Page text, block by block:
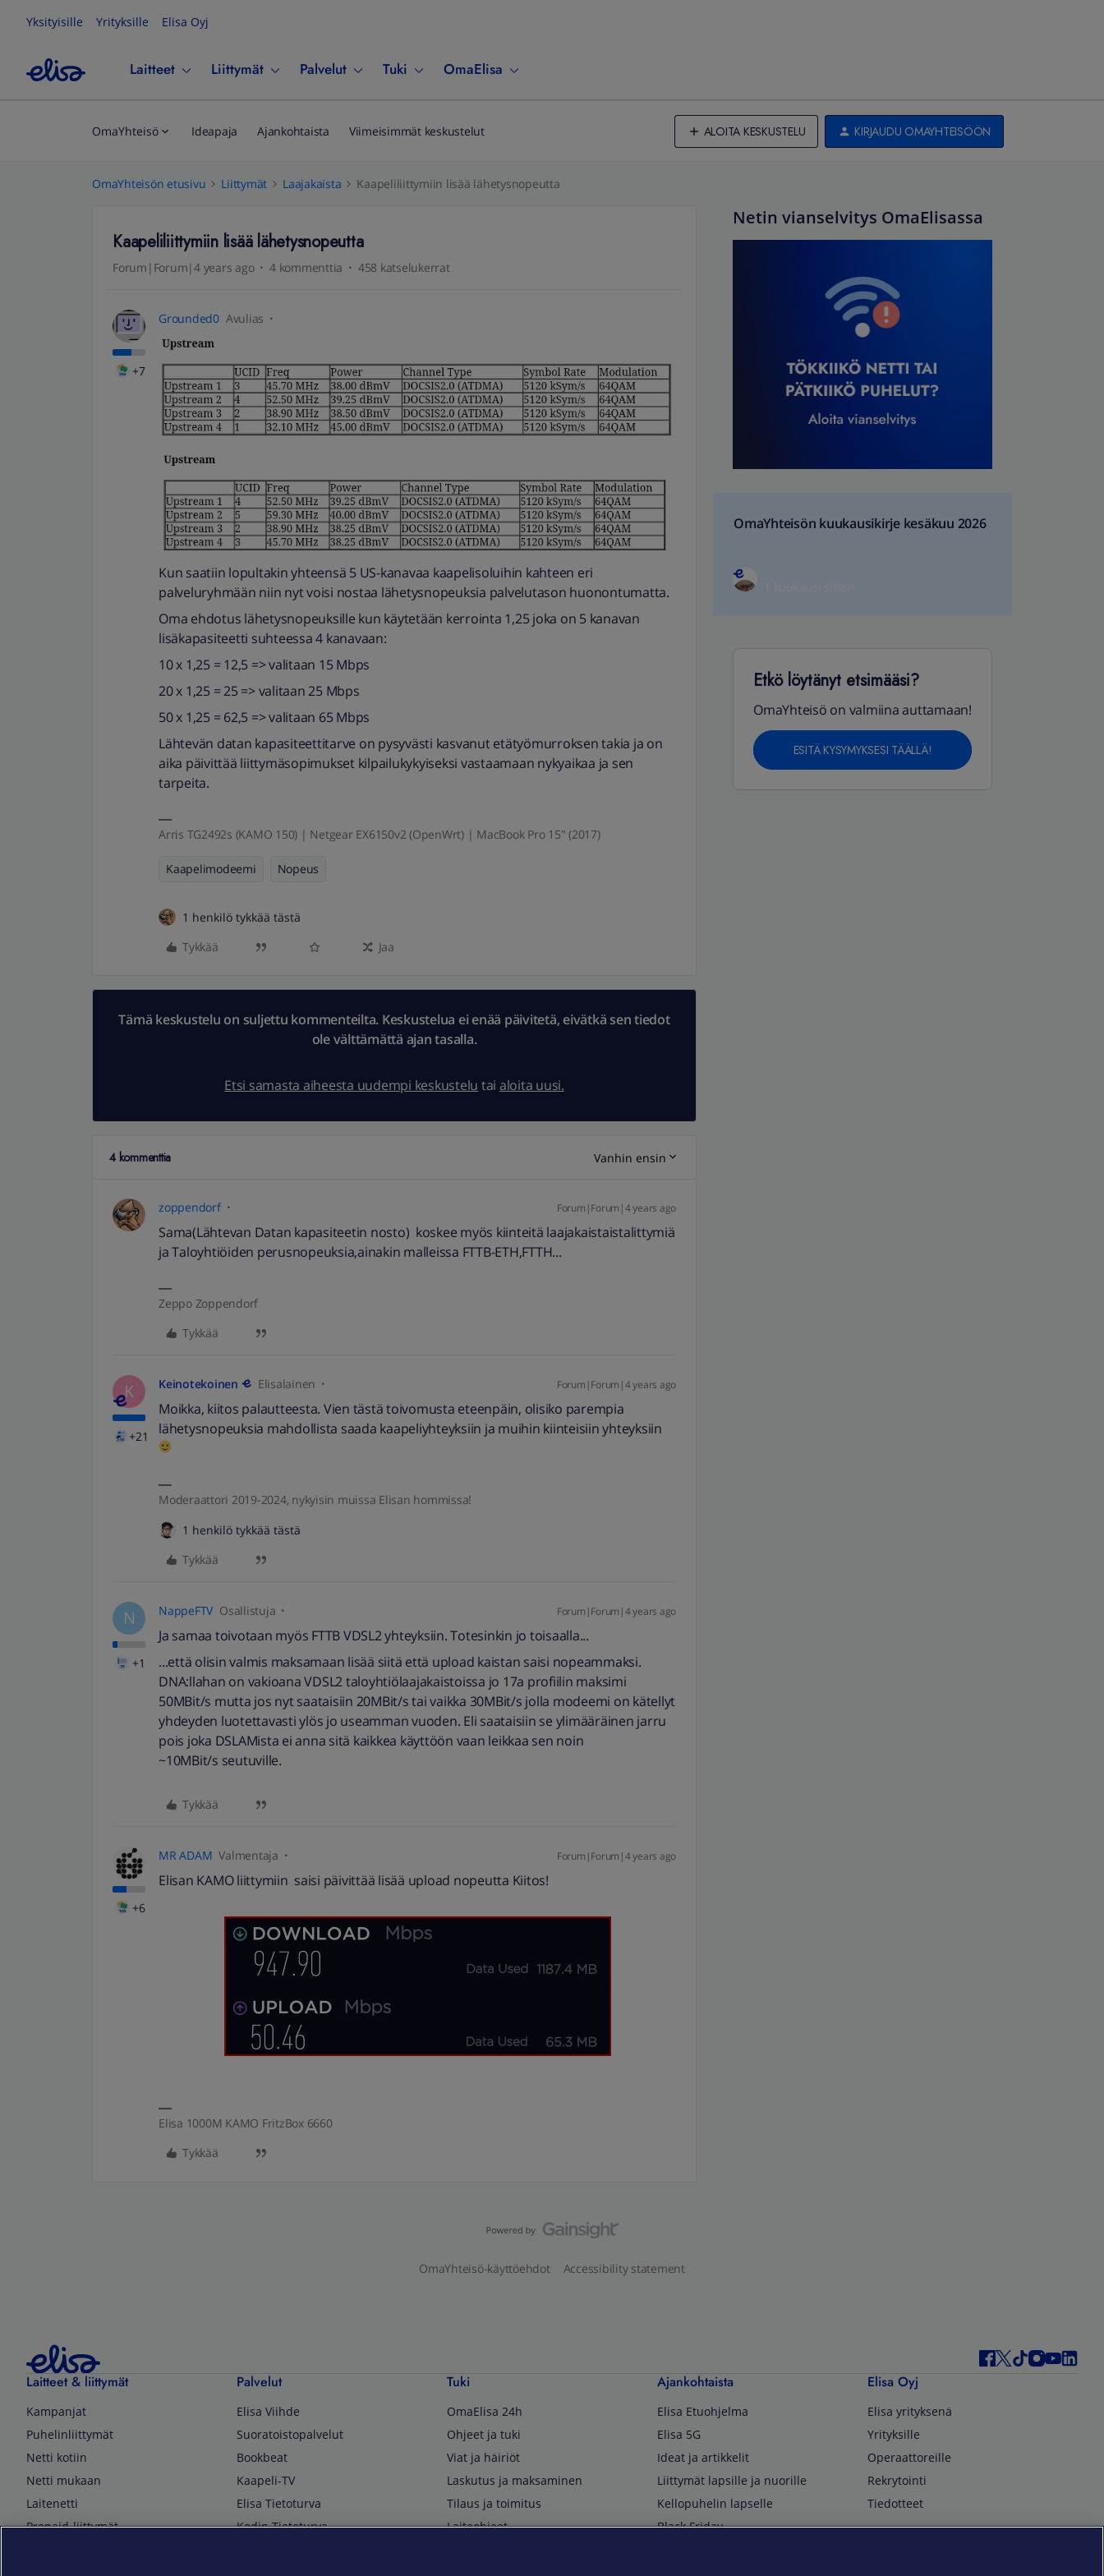
Yksityisille Yrityksille Elisa Oyj
Laitteet Liittymät Palvelut Tuki OmaElisa
OmaYhteisö Ideapaja Ajankohtaista Viimeisimmät keskustelut ALOITA KESKUSTELU KIRJAUDU OMAYHTEISÖÖN
OmaYhteisön etusivu Liittymät Laajakaista Kaapeliliittymiin lisää lähetysnopeutta
Kaapeliliittymiin lisää lähetysnopeutta
Forum|Forum|4 years ago 4 kommenttia 458 katselukerrat
+7
Grounded0 Avulias
Kun saatiin lopultakin yhteensä 5 US-kanavaa kaapelisoluihin kahteen eri
palveluryhmään niin nyt voisi nostaa lähetysnopeuksia palvelutason huonontumatta.
Oma ehdotus lähetysnopeuksille kun käytetään kerrointa 1,25 joka on 5 kanavan
lisäkapasiteetti suhteessa 4 kanavaan:
10 x 1,25 = 12,5 => valitaan 15 Mbps
20 x 1,25 = 25 => valitaan 25 Mbps
50 x 1,25 = 62,5 => valitaan 65 Mbps
Lähtevän datan kapasiteettitarve on pysyvästi kasvanut etätyömurroksen takia ja on
aika päivittää liittymäsopimukset kilpailukykyiseksi vastaamaan nykyaikaa ja sen
tarpeita.
Arris TG2492s (KAMO 150) | Netgear EX6150v2 (OpenWrt) | MacBook Pro 15" (2017)
Kaapelimodeemi Nopeus
1 henkilö tykkää tästä
Tykkää
Jaa
Tämä keskustelu on suljettu kommenteilta. Keskustelua ei enää päivitetä, eivätkä sen tiedot
ole välttämättä ajan tasalla.
Etsi samasta aiheesta uudempi keskustelu tai aloita uusi.
4 kommenttia Vanhin ensin
zoppendorf Forum|Forum|4 years ago
Sama(Lähtevan Datan kapasiteetin nosto) koskee myös kiinteitä laajakaistaistalittymiä
ja Taloyhtiöiden perusnopeuksia,ainakin malleissa FTTB-ETH,FTTH...
Zeppo Zoppendorf
Tykkää
K
+21
Keinotekoinen Elisalainen Forum|Forum|4 years ago
Moikka, kiitos palautteesta. Vien tästä toivomusta eteenpäin, olisiko parempia
lähetysnopeuksia mahdollista saada kaapeliyhteyksiin ja muihin kiinteisiin yhteyksiin
Moderaattori 2019-2024, nykyisin muissa Elisan hommissa!
1 henkilö tykkää tästä
Tykkää
N
+1
NappeFTV Osallistuja Forum|Forum|4 years ago
Ja samaa toivotaan myös FTTB VDSL2 yhteyksiin. Totesinkin jo toisaalla...
...että olisin valmis maksamaan lisää siitä että upload kaistan saisi nopeammaksi.
DNA:llahan on vakioana VDSL2 taloyhtiölaajakaistoissa jo 17a profiilin maksimi
50MBit/s mutta jos nyt saataisiin 20MBit/s tai vaikka 30MBit/s jolla modeemi on kätellyt
yhdeyden luotettavasti ylös jo useamman vuoden. Eli saataisiin se ylimääräinen jarru
pois joka DSLAMista ei anna sitä kaikkea käyttöön vaan leikkaa sen noin
~10MBit/s seutuville.
Tykkää
+6
MR ADAM Valmentaja Forum|Forum|4 years ago
Elisan KAMO liittymiin saisi päivittää lisää upload nopeutta Kiitos!
Elisa 1000M KAMO FritzBox 6660
Tykkää
Netin vianselvitys OmaElisassa
OmaYhteisön kuukausikirje kesäkuu 2026
Etkö löytänyt etsimääsi?
OmaYhteisö on valmiina auttamaan!
ESITÄ KYSYMYKSESI TÄÄLLÄ!
OmaYhteisö-käyttöehdot Accessibility statement
Laitteet & liittymät
Kampanjat
Puhelinliittymät
Netti kotiin
Netti mukaan
Laitenetti
Prepaid-liittymät
Palvelut
Elisa Viihde
Suoratoistopalvelut
Bookbeat
Kaapeli-TV
Elisa Tietoturva
Kodin Tietoturva
Tuki
OmaElisa 24h
Ohjeet ja tuki
Viat ja häiriöt
Laskutus ja maksaminen
Tilaus ja toimitus
Laiteohjeet
Ajankohtaista
Elisa Etuohjelma
Elisa 5G
Ideat ja artikkelit
Liittymät lapsille ja nuorille
Kellopuhelin lapselle
Black Friday
Elisa Oyj
Elisa yrityksenä
Yrityksille
Operaattoreille
Rekrytointi
Tiedotteet